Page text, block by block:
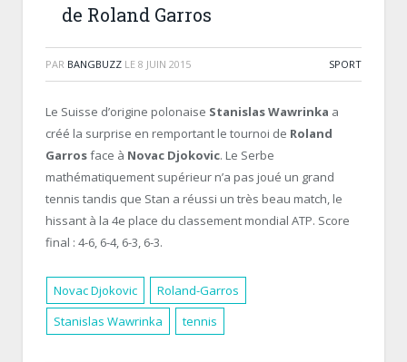
de Roland Garros
PAR BANGBUZZ LE 8 JUIN 2015 SPORT
Le Suisse d’origine polonaise Stanislas Wawrinka a
créé la surprise en remportant le tournoi de Roland
Garrosface à Novac Djokovic. Le Serbe
mathématiquement supérieur n’a pas joué un grand
tennis tandis que Stan a réussi un très beau match, le
hissant à la 4e place du classement mondial ATP. Score
final : 4-6, 6-4, 6-3, 6-3.
Novac Djokovic
Roland-Garros
Stanislas Wawrinka
tennis